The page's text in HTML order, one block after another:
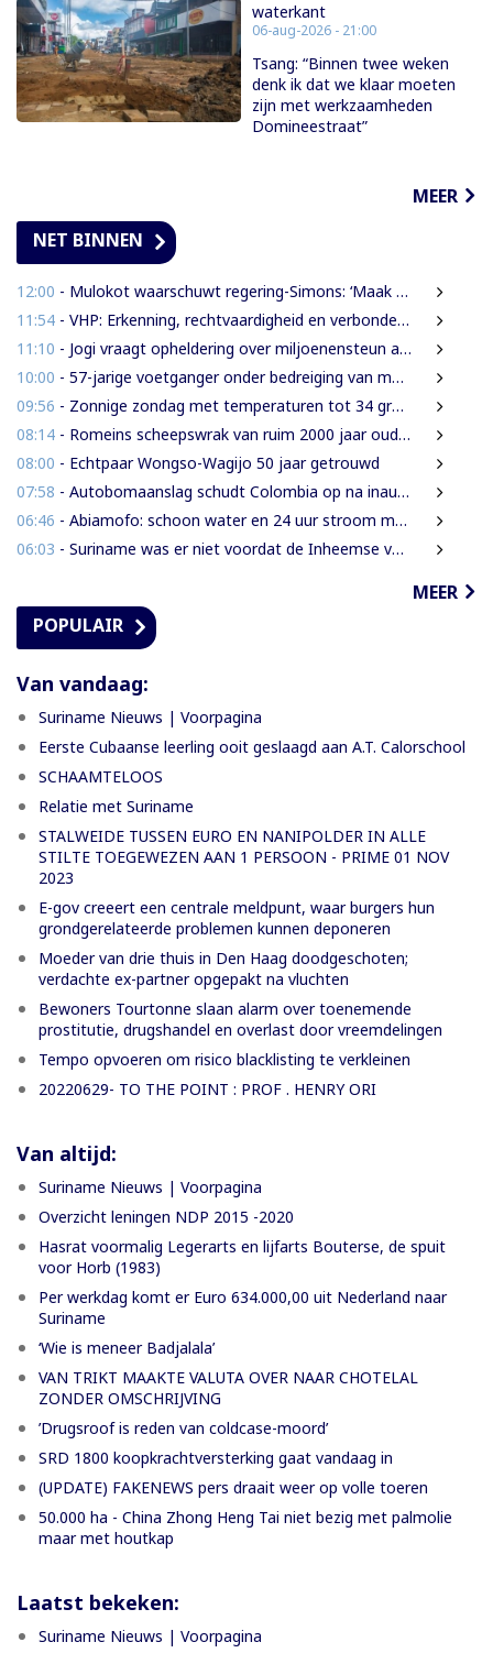
waterkant
06-aug-2026 - 21:00
Tsang: “Binnen twee weken
denk ik dat we klaar moeten
zijn met werkzaamheden
Domineestraat”
MEER
NET BINNEN
12:00 - Mulokot waarschuwt regering-Simons: ‘Maak van 5-kilometerwet geen uitstel van echte grondenrechten’
11:54 - VHP: Erkenning, rechtvaardigheid en verbondenheid op 9 augustus
11:10 - Jogi vraagt opheldering over miljoenensteun aan SLM en behaalde resultaten
10:00 - 57-jarige voetganger onder bedreiging van mes beroofd van mobiele telefoon
09:56 - Zonnige zondag met temperaturen tot 34 graden
08:14 - Romeins scheepswrak van ruim 2000 jaar oud ontdekt bij Sicilië
08:00 - Echtpaar Wongso-Wagijo 50 jaar getrouwd
07:58 - Autobomaanslag schudt Colombia op na inauguratie van hardline president
06:46 - Abiamofo: schoon water en 24 uur stroom moeten ook afgelegen dorpen bereiken
06:03 - Suriname was er niet voordat de Inheemse volken er waren
MEER
POPULAIR
Van vandaag:
Suriname Nieuws | Voorpagina
Eerste Cubaanse leerling ooit geslaagd aan A.T. Calorschool
SCHAAMTELOOS
Relatie met Suriname
STALWEIDE TUSSEN EURO EN NANIPOLDER IN ALLE
STILTE TOEGEWEZEN AAN 1 PERSOON - PRIME 01 NOV
2023
E-gov creeert een centrale meldpunt, waar burgers hun
grondgerelateerde problemen kunnen deponeren
Moeder van drie thuis in Den Haag doodgeschoten;
verdachte ex-partner opgepakt na vluchten
Bewoners Tourtonne slaan alarm over toenemende
prostitutie, drugshandel en overlast door vreemdelingen
Tempo opvoeren om risico blacklisting te verkleinen
20220629- TO THE POINT : PROF . HENRY ORI
Van altijd:
Suriname Nieuws | Voorpagina
Overzicht leningen NDP 2015 -2020
Hasrat voormalig Legerarts en lijfarts Bouterse, de spuit
voor Horb (1983)
Per werkdag komt er Euro 634.000,00 uit Nederland naar
Suriname
‘Wie is meneer Badjalala’
VAN TRIKT MAAKTE VALUTA OVER NAAR CHOTELAL
ZONDER OMSCHRIJVING
’Drugsroof is reden van coldcase-moord’
SRD 1800 koopkrachtversterking gaat vandaag in
(UPDATE) FAKENEWS pers draait weer op volle toeren
50.000 ha - China Zhong Heng Tai niet bezig met palmolie
maar met houtkap
Laatst bekeken:
Suriname Nieuws | Voorpagina